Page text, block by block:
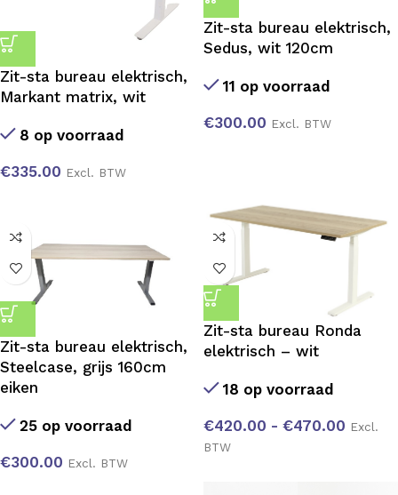
Zit-sta bureau elektrisch,
Markant matrix, wit
8 op voorraad
€335.00 Excl. BTW
Zit-sta bureau elektrisch,
Sedus, wit 120cm
11 op voorraad
€300.00 Excl. BTW
Zit-sta bureau elektrisch,
Steelcase, grijs 160cm
eiken
25 op voorraad
€300.00 Excl. BTW
Zit-sta bureau Ronda
elektrisch – wit
18 op voorraad
€420.00 - €470.00 Excl.
BTW